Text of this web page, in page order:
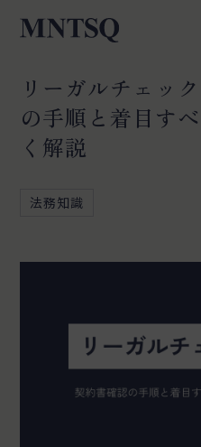
リーガルチェッ
の手順と着目す
く解説
法務知識